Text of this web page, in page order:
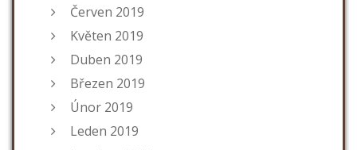
Červen 2019
Květen 2019
Duben 2019
Březen 2019
Únor 2019
Leden 2019